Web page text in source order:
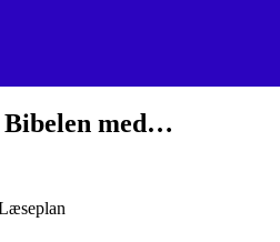
Bibelen med…